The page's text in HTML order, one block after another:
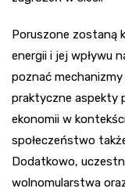
Poruszone zostaną
energii i jej wpływu
poznać
praktyczne aspekty
ekonomii w
społeczeństwo
Dodatkowo,
wolnomularstwa